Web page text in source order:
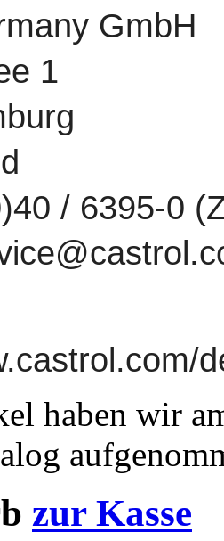
GmbH
1
/ 6395-0
haben wir
zur Kasse